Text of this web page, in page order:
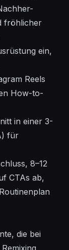
fröhlicher
ein,
Reels
How-to-
in einer 3-
für
8–12
CTAs ab,
die bei